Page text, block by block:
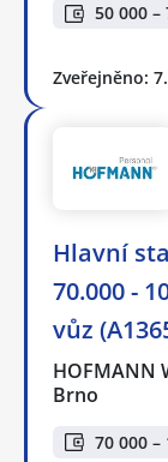
50 000 –
Zveřejněno:
Hlavní
70.000 -
vůz
HOFMANN
Brno
70 000 –